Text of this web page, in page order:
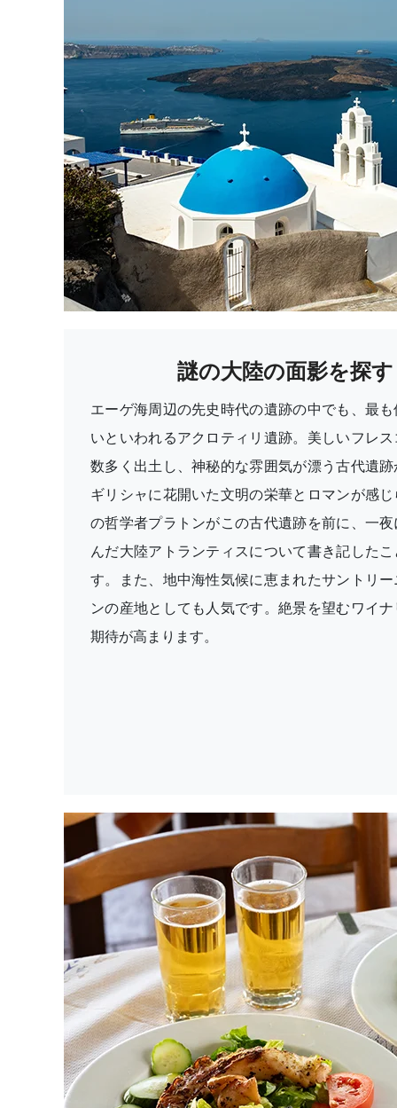
謎の大陸の面影を探す
エーゲ海周辺の先史時代の遺跡の中でも、最
いといわれるアクロティリ遺跡。美しいフレ
数多く出土し、神秘的な雰囲気が漂う古代遺
ギリシャに花開いた文明の栄華とロマンが感
の哲学者プラトンがこの古代遺跡を前に、一
んだ大陸アトランティスについて書き記した
す。また、地中海性気候に恵まれたサントリ
ンの産地としても人気です。絶景を望むワイ
期待が高まります。